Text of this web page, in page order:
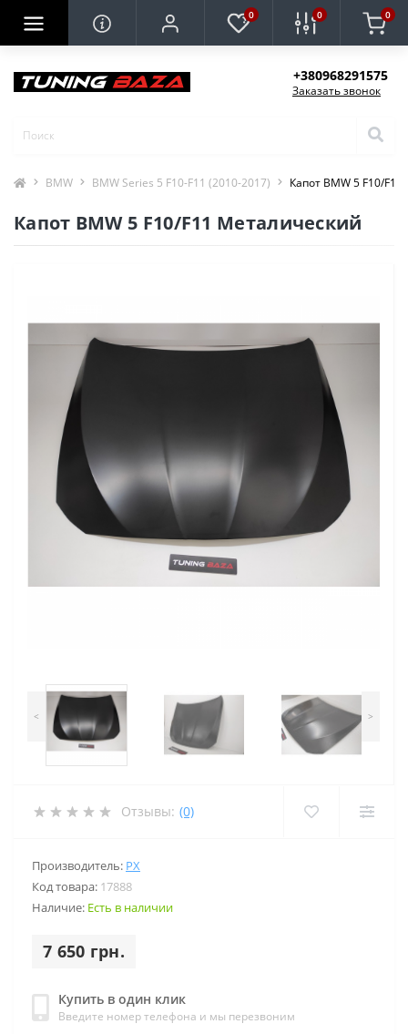
0 0 0
+380968291575
Заказать звонок
BMW BMW Series 5 F10-F11 (2010-2017) Капот BMW 5 F10/
Капот BMW 5 F10/F11 Металический
< >
Отзывы: (0)
Производитель: PX
Код товара: 17888
Наличие: Есть в наличии
7 650 грн.
Купить в один клик
Введите номер телефона и мы перезвоним